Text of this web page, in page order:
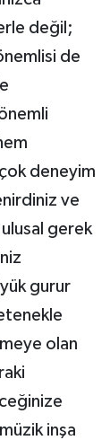
değil;
de
deneyim
ve
gerek
gurur
olan
inşa